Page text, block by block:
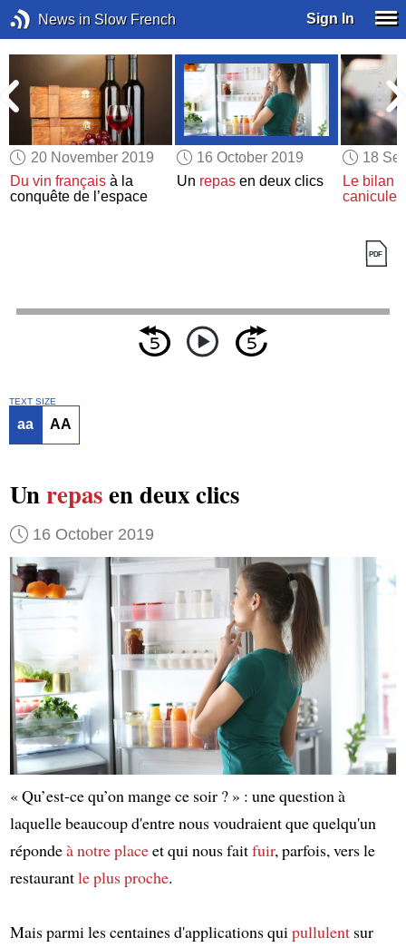
News in Slow French Sign In
20 November 2019
Du vin français à la
conquête de l’espace
16 October 2019
Un repasen deux clics
18
Le bilan
canicule
TEXT SIZE
aa AA
Unrepasen deux clics
16 October 2019
« Qu’est-ce qu’on mange ce soir ? » : une question à
laquelle beaucoup d'entre nous voudraient que quelqu'un
répondeà notre placeet qui nous faitfuir, parfois, vers le
restaurantle plus proche.
Mais parmi les centaines d'applications quipullulentsur